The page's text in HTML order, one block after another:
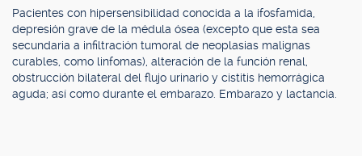
Pacientes con hipersensibilidad conocida a la ifosfamida,
depresión grave de la médula ósea (excepto que esta sea
secundaria a infiltración tumoral de neoplasias malignas
curables, como linfomas), alteración de la función renal,
obstrucción bilateral del flujo urinario y cistitis hemorrágica
aguda; así como durante el embarazo. Embarazo y lactancia.